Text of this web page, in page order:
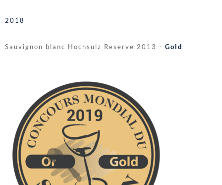
2018
Sauvignon blanc Hochsulz Reserve 2013 - Gold